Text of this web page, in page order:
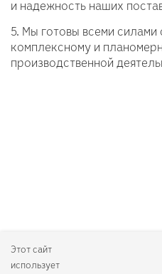
и надежность наших
5. Мы готовы всеми силами
комплексному и
производственной
Этот сайт
использует